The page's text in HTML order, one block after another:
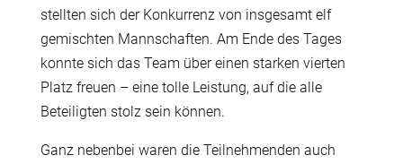
stellten sich der Konkurrenz von insgesamt elf
gemischten Mannschaften. Am Ende des Tages
konnte sich das Team über einen starken vierten
Platz freuen – eine tolle Leistung, auf die alle
Beteiligten stolz sein können.
Ganz nebenbei waren die Teilnehmenden auch